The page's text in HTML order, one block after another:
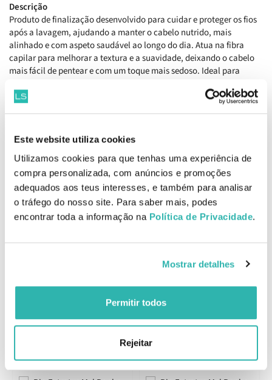
Este website utiliza cookies
Utilizamos cookies para que tenhas uma experiência de
compra personalizada, com anúncios e promoções
adequados aos teus interesses, e também para analisar
o tráfego do nosso site. Para saber mais, podes
encontrar toda a informação na Política de Privacidade.
Mostrar detalhes
Permitir todos
Rejeitar
Descrição
Produto de finalização desenvolvido para cuidar e proteger os fios
após a lavagem, ajudando a manter o cabelo nutrido, mais
alinhado e com aspeto saudável ao longo do dia. Atua na fibra
capilar para melhorar a textura e a suavidade, deixando o cabelo
mais fácil de pentear e com um toque mais sedoso. Ideal para
acabamento mais disciplinado sem pesar.
Proporciona nutrição contínua aos fios enquanto ajuda a selar as
com aspeto cuidado. Melhora a definição natural do cabelo, reduz
o frizz e facilita o desembaraçar, tornando a rotina de styling mais
simples e eficaz. Ajuda ainda a proteger a fibra capilar das
agressões externas do dia a dia, mantendo os fios mais resistentes,
leves e com movimento natural.
fios, desembaraçar com um pente de dentes largos e finalizar
enxaguar.